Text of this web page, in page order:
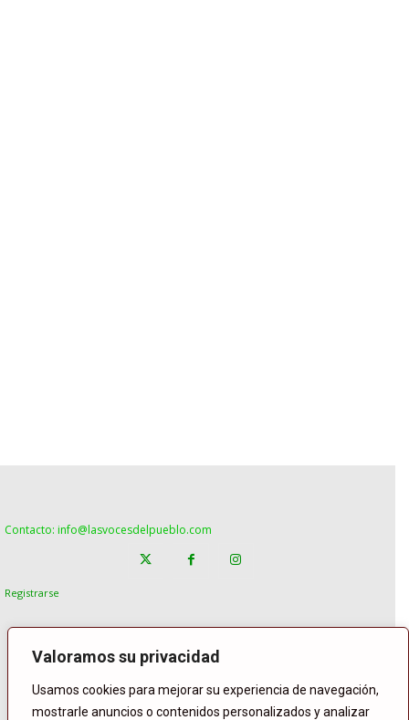
Valoramos su privacidad
Usamos cookies para mejorar su experiencia de navegación,
mostrarle anuncios o contenidos personalizados y analizar
Contacto: info@lasvocesdelpueblo.com
Registrarse